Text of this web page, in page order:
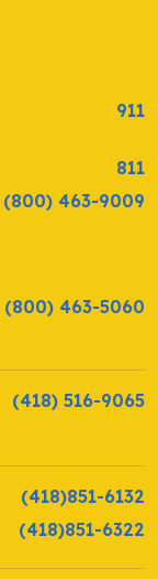
911
811
(800) 463-9009
(800) 463-5060
(418) 516-9065
(418)851-6132
(418)851-6322